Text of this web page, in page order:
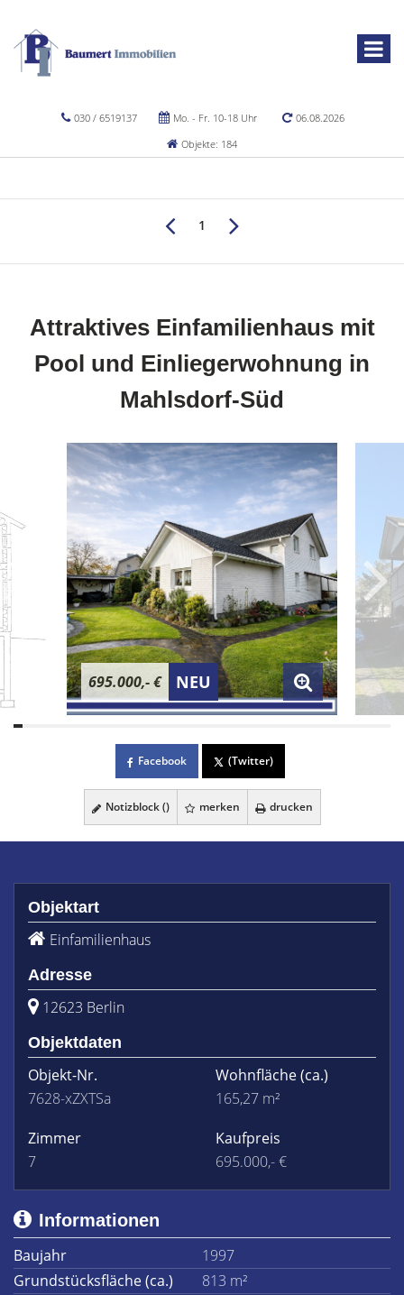
030 / 6519137 Mo. - Fr. 10-18 Uhr
06.08.2026
Objekte: 184
1
Attraktives Einfamilienhaus mit
Pool und Einliegerwohnung in
Mahlsdorf-Süd
695.000,- € NEU
Facebook (Twitter)
Notizblock () merken drucken
Objektart
Einfamilienhaus
Adresse
12623 Berlin
Objektdaten
Objekt-Nr.
7628-xZXTSa
Wohnfläche(ca.)
165,27 m²
Zimmer
7
Kaufpreis
695.000,- €
Informationen
Baujahr
1997
Grundstücksfläche (ca.)
813 m²